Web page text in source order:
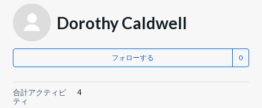
Dorothy Caldwell
フォローする
合計アクティビ
ティ
4